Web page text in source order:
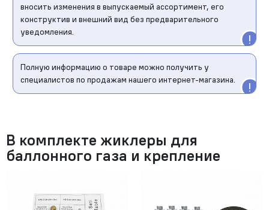
вносить изменения в выпускаемый ассортимент, его
конструктив и внешний вид без предварительного
уведомления.
Полную информацию о товаре можно получить у
специалистов по продажам нашего интернет-магазина.
В комплекте жиклеры для
баллонного газа и крепление